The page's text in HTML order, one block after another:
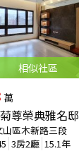
相似社區
萬
尊榮典雅名邸
山區木新路三段
3房2廳 15.1年